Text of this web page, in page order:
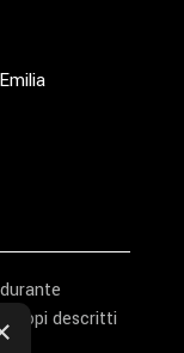
scopi descritti